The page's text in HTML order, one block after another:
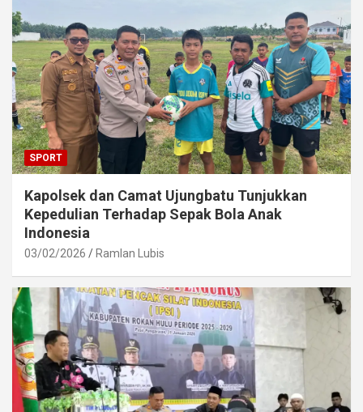
SPORT
Kapolsek dan Camat Ujungbatu Tunjukkan
Kepedulian Terhadap Sepak Bola Anak
Indonesia
03/02/2026 Ramlan Lubis